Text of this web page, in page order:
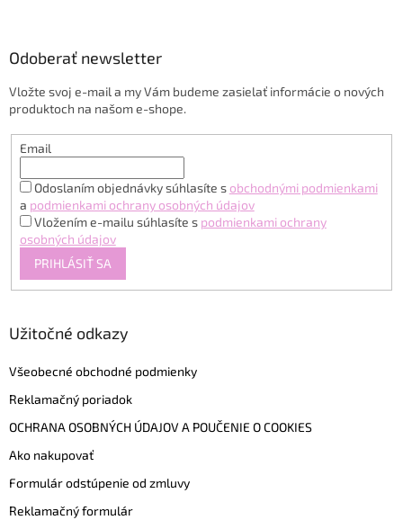
Odoberať newsletter
Vložte svoj e-mail a my Vám budeme zasielať informácie o nových
produktoch na našom e-shope.
Email
Odoslaním objednávky súhlasíte s obchodnými podmienkami
a podmienkami ochrany osobných údajov
Vložením e-mailu súhlasíte s podmienkami ochrany
osobných údajov
PRIHLÁSIŤ SA
Užitočné odkazy
Všeobecné obchodné podmienky
Reklamačný poriadok
OCHRANA OSOBNÝCH ÚDAJOV A POUČENIE O COOKIES
Ako nakupovať
Formulár odstúpenie od zmluvy
Reklamačný formulár